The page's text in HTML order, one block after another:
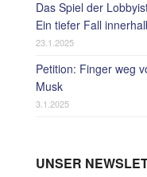
Das Spiel der
Ein tiefer Fall
23.1.2025
Petition: Finger weg
Musk
3.1.2025
UNSER